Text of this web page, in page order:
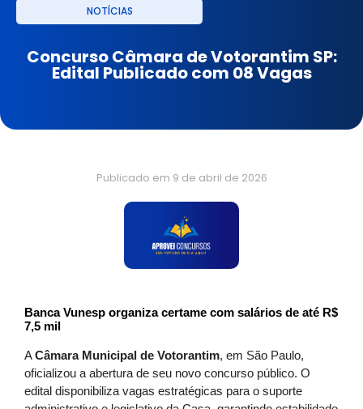
NOTÍCIAS
Concurso Câmara de Votorantim SP:
Edital Publicado com 08 Vagas
Publicado em 9 de abril de 2026
Banca Vunesp organiza certame com salários de até R$
7,5 mil
ACâmara Municipal de Votorantim, em São Paulo,
oficializou a abertura de seu novo concurso público. O
edital disponibiliza vagas estratégicas para o suporte